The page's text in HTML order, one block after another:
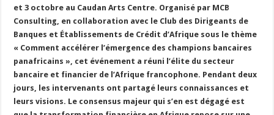
et 3 octobre au Caudan Arts Centre. Organisé par MCB
Consulting, en collaboration avec le Club des Dirigeants de
Banques et Établissements de Crédit d’Afrique sous le thème
« Comment accélérer l’émergence des champions bancaires
panafricains », cet événement a réuni l’élite du secteur
bancaire et financier de l’Afrique francophone. Pendant deux
jours, les intervenants ont partagé leurs connaissances et
leurs visions. Le consensus majeur qui s’en est dégagé est